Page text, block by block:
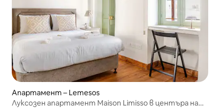
Апартамент – Lemesos
Луксозен апартамент Maison Limisso в центъра на